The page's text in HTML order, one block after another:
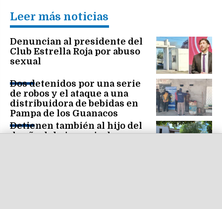
Leer más noticias
Denuncian al presidente del
Club Estrella Roja por abuso
sexual
Dos detenidos por una serie
de robos y el ataque a una
distribuidora de bebidas en
Pampa de los Guanacos
Detienen también al hijo del
dueño del gimnasio de